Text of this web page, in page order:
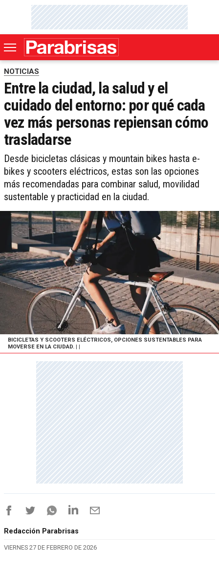
NOTICIAS
Entre la ciudad, la salud y el
cuidado del entorno: por qué cada
vez más personas repiensan cómo
trasladarse
Desde bicicletas clásicas y mountain bikes hasta e-
bikes y scooters eléctricos, estas son las opciones
más recomendadas para combinar salud, movilidad
sustentable y practicidad en la ciudad.
BICICLETAS Y SCOOTERS ELÉCTRICOS, OPCIONES SUSTENTABLES PARA
MOVERSE EN LA CIUDAD.
Redacción Parabrisas
VIERNES 27 DE FEBRERO DE 2026